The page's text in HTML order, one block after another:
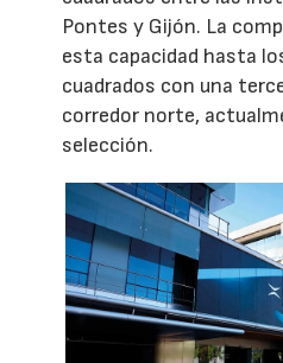
Pontes y Gijón. La
esta capacidad hasta
cuadrados con una
corredor norte,
selección.